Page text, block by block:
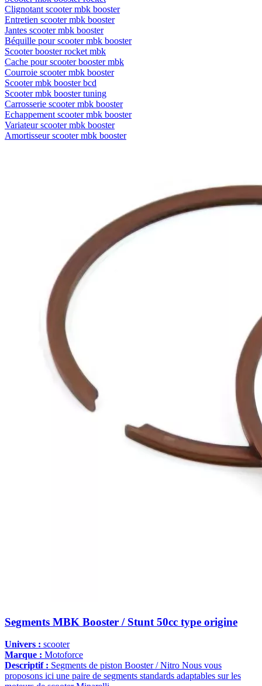
Clignotant scooter mbk booster
Entretien scooter mbk booster
Jantes scooter mbk booster
Béquille pour scooter mbk booster
Scooter booster rocket mbk
Cache pour scooter booster mbk
Courroie scooter mbk booster
Scooter mbk booster bcd
Scooter mbk booster tuning
Carrosserie scooter mbk booster
Echappement scooter mbk booster
Variateur scooter mbk booster
Amortisseur scooter mbk booster
Segments MBK Booster / Stunt 50cc type origine
Univers : scooter
Marque : Motoforce
Descriptif : Segments de piston Booster / Nitro Nous vous
proposons ici une paire de segments standards adaptables sur les